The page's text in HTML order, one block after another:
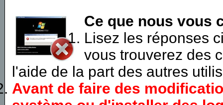
Ce que nous vous
Lisez les réponses
vous trouverez des
l'aide de la part des autres
Avant de faire des